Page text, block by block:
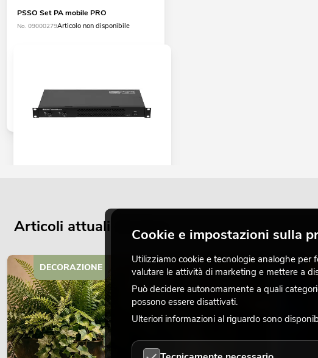
PSSO Set PA mobile PRO
No. 09000279Articolo non disponibile
La giacenza è di circa 12 sett.
345,00€
Articoli attuali del blog
DECORAZIONE
Cookie e impostazioni sulla
Utilizziamo cookie e tecnologie analoghe per
valutare le attività di marketing e mettere a
Può decidere autonomamente a quali
possono essere disattivati.
Ulteriori informazioni al riguardo sono